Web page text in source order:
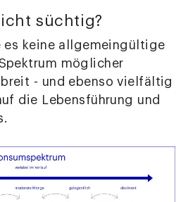
süchtig?
es keine allgemeingültige
möglicher
- und ebenso vielfältig
die Lebensführung und